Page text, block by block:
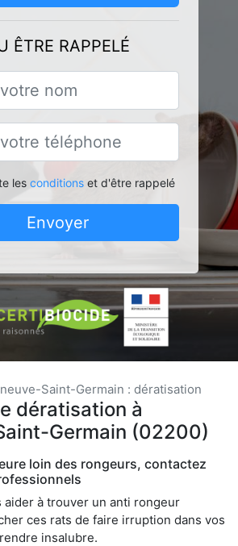
ÊTRE RAPPELÉ
les conditionset d'être rappelé
Envoyer
Saint-Germain : dératisation
dératisation à
Germain (02200)
loin des rongeurs, contactez
aider à trouver un anti rongeur
ces rats de faire irruption dans vos
insalubre.